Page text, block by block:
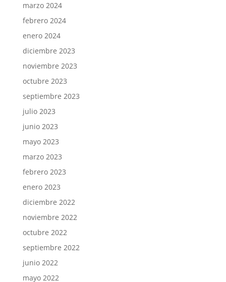
marzo 2024
febrero 2024
enero 2024
diciembre 2023
noviembre 2023
octubre 2023
septiembre 2023
julio 2023
junio 2023
mayo 2023
marzo 2023
febrero 2023
enero 2023
diciembre 2022
noviembre 2022
octubre 2022
septiembre 2022
junio 2022
mayo 2022